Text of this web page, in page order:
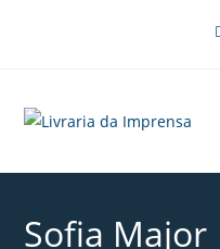
Sofia Major